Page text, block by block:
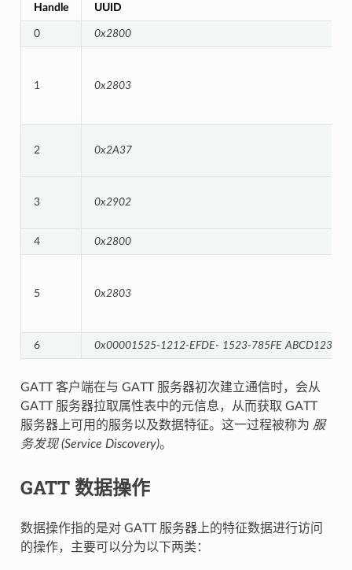
Handle UUID
0 0x2800
1 0x2803
2 0x2A37
3 0x2902
4 0x2800
5 0x2803
6 0x00001525-1212-EFDE- 1523-785FE ABCD123
GATT 客户端在与 GATT 服务器初次建立通信时，会从
GATT 服务器拉取属性表中的元信息，从而获取 GATT
服务器上可用的服务以及数据特征。这一过程被称为 服
务发现 (Service Discovery)。
GATT 数据操作
数据操作指的是对 GATT 服务器上的特征数据进行访问
的操作，主要可以分为以下两类：